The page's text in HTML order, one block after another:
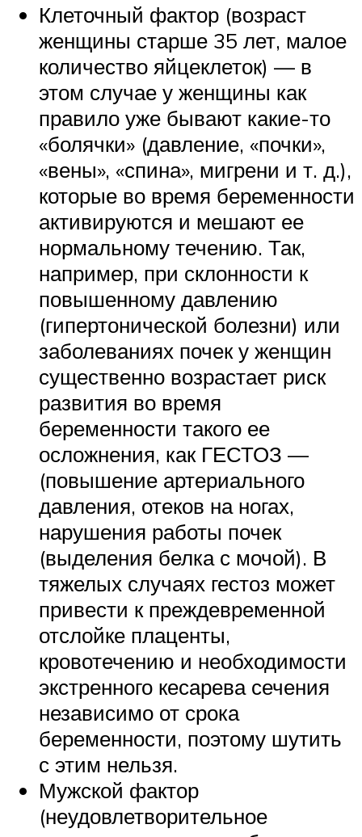
Клеточный фактор (возраст
женщины старше 35 лет, малое
количество яйцеклеток) — в
этом случае у женщины как
правило уже бывают какие-то
«болячки» (давление, «почки»,
«вены», «спина», мигрени и т. д.),
которые во время беременности
активируются и мешают ее
нормальному течению. Так,
например, при склонности к
повышенному давлению
(гипертонической болезни) или
заболеваниях почек у женщин
существенно возрастает риск
развития во время
беременности такого ее
осложнения, как ГЕСТОЗ —
(повышение артериального
давления, отеков на ногах,
нарушения работы почек
(выделения белка с мочой). В
тяжелых случаях гестоз может
привести к преждевременной
отслойке плаценты,
кровотечению и необходимости
экстренного кесарева сечения
независимо от срока
беременности, поэтому шутить
с этим нельзя.
Мужской фактор
(неудовлетворительное